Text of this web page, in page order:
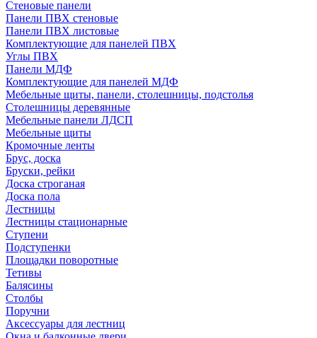
Стеновые панели
Панели ПВХ стеновые
Панели ПВХ листовые
Комплектующие для панелей ПВХ
Углы ПВХ
Панели МДФ
Комплектующие для панелей МДФ
Мебельные щиты, панели, столешницы, подстолья
Столешницы деревянные
Мебельные панели ЛДСП
Мебельные щиты
Кромочные ленты
Брус, доска
Бруски, рейки
Доска строганая
Доска пола
Лестницы
Лестницы стационарные
Ступени
Подступенки
Площадки поворотные
Тетивы
Балясины
Столбы
Поручни
Аксессуары для лестниц